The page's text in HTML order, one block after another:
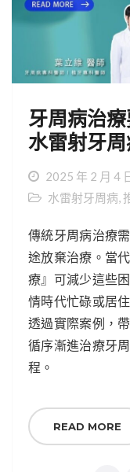
牙周病治
水雷射牙
2025 年 2 月 4
水雷射牙周病,
傳統牙周病治療
途放棄治療。當
療』可減少這些
情時代忙碌或居
透過實際案例，
循序漸進治療牙
程。
READ MORE